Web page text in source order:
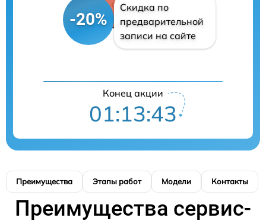
-20%
Скидка по
предварительной
записи на сайте
Конец акции
01:13:42
Преимущества Этапы работ Модели Контакты
Преимущества сервис-